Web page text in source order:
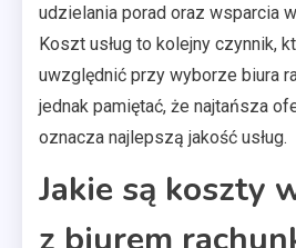
udzielania porad oraz wsparcia
Koszt usług to kolejny czynnik,
uwzględnić przy wyborze biura
jednak pamiętać, że najtańsza
oznacza najlepszą jakość usług.
Jakie są koszty